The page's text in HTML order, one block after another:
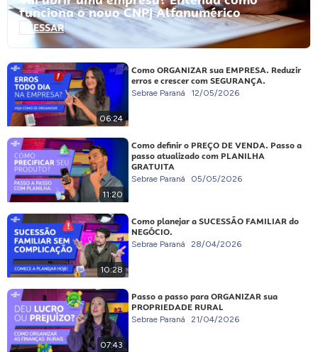
funciona o novo CNPJ Alfanumérico
ACESSAR
06:24
Como ORGANIZAR sua EMPRESA. Reduzir
erros e crescer com SEGURANÇA.
Sebrae Paraná 12/05/2026
11:20
Como definir o PREÇO DE VENDA. Passo a
passo atualizado com PLANILHA
GRATUITA
Sebrae Paraná 05/05/2026
10:28
Como planejar a SUCESSÃO FAMILIAR do
NEGÓCIO.
Sebrae Paraná 28/04/2026
07:43
Passo a passo para ORGANIZAR sua
PROPRIEDADE RURAL
Sebrae Paraná 21/04/2026